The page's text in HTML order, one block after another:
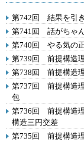
第742回 結果を引
第741回 話がちゃ
第740回 やる気の
第739回 前提構造
第738回 前提構造
第737回 前提構造
包
第736回 前提構造理
構造三円交差
第735回 前提構造